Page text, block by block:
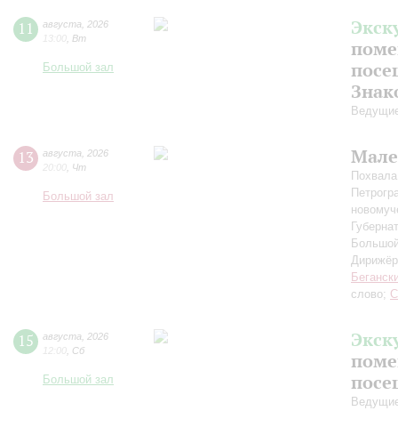
11 августа
2026
13:00 Вт
Большой зал
13 августа
2026
20:00 Чт
Большой зал
слово;
15 августа
2026
12:00 Сб
Большой зал